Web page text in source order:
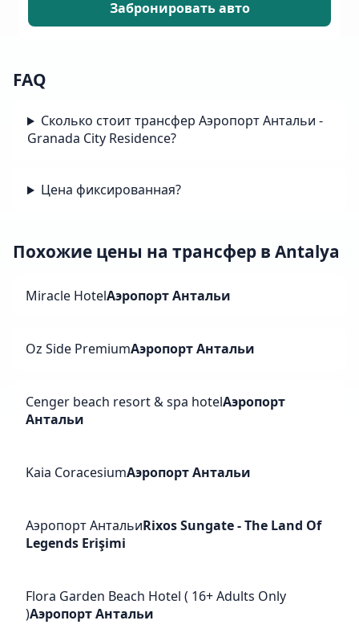
Забронировать авто
FAQ
Сколько стоит трансфер Аэропорт Антальи -
Granada City Residence?
Цена фиксированная?
Похожие цены на трансфер в Antalya
Miracle HotelАэропорт Антальи
Oz Side PremiumАэропорт Антальи
Cenger beach resort & spa hotelАэропорт
Антальи
Kaia CoracesiumАэропорт Антальи
Аэропорт АнтальиRixos Sungate - The Land Of
Legends Erişimi
Flora Garden Beach Hotel ( 16+ Adults Only
)Аэропорт Антальи